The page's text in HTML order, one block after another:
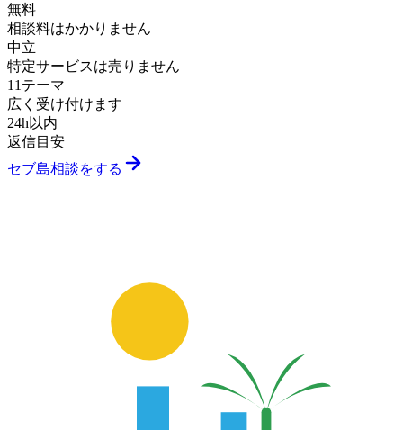
無料
相談料はかかりません
中立
特定サービスは売りません
11テーマ
広く受け付けます
24h以内
返信目安
セブ島相談をする